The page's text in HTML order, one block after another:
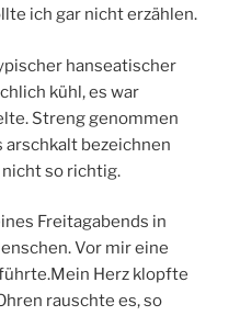
ich gar nicht erzählen.
hanseatischer
kühl, es war
Streng genommen
arschkalt bezeichnen
so richtig.
Freitagabends in
Vor mir eine
Herz klopfte
rauschte es, so